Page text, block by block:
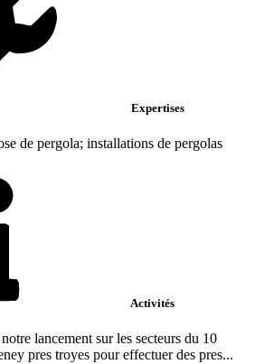
Expertises
de pergola; installations de pergolas
Activités
lancement sur les secteurs du 10
pres troyes pour effectuer des pres...